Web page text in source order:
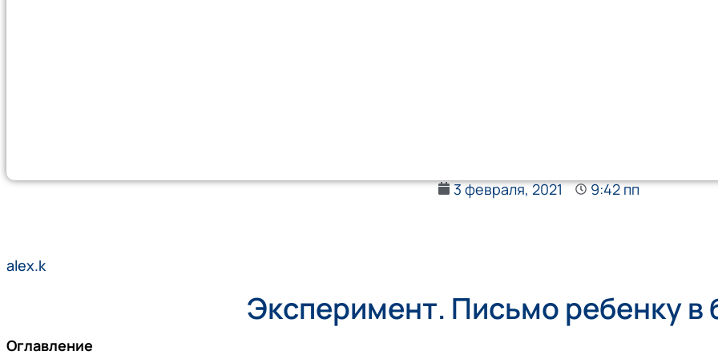
3 февраля, 2021 9:42 пп
alex.k
Эксперимент. Письмо ребенку в
Оглавление